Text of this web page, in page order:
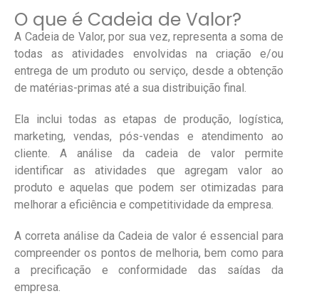
O que é Cadeia de Valor?
A Cadeia de Valor, por sua vez, representa a soma de
todas as atividades envolvidas na criação e/ou
entrega de um produto ou serviço, desde a obtenção
de matérias-primas até a sua distribuição final.
Ela inclui todas as etapas de produção, logística,
marketing, vendas, pós-vendas e atendimento ao
cliente. A análise da cadeia de valor permite
identificar as atividades que agregam valor ao
produto e aquelas que podem ser otimizadas para
melhorar a eficiência e competitividade da empresa.
A correta análise da Cadeia de valor é essencial para
compreender os pontos de melhoria, bem como para
a precificação e conformidade das saídas da
empresa.